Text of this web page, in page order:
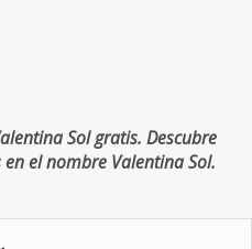
Sol gratis. Descubre
el nombre Valentina Sol.